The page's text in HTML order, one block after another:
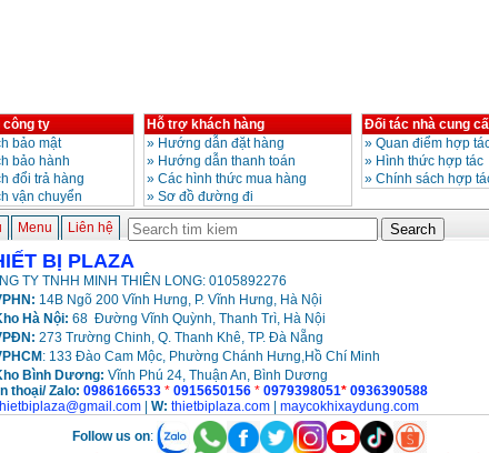
công ty
bảo mật
bảo hành
đổi trả hàng
vận chuyển
Hỗ trợ khách hàng
» Hướng dẫn đặt hàng
» Hướng dẫn thanh toán
» Các hình thức mua hàng
» Sơ đồ đường đi
Đối tác nhà cung
» Quan điểm hợp
» Hình thức hợp tác
» Chính sách hợp
Menu Liên hệ
BỊ PLAZA
TY TNHH MINH THIÊN LONG: 0105892276
14B Ngõ 200 Vĩnh Hưng, P. Vĩnh Hưng, Hà Nội
Hà Nội: 68 Đường Vĩnh Quỳnh, Thanh Trì, Hà Nội
273 Trường Chinh, Q. Thanh Khê, TP. Đà Nẵng
: 133 Đào Cam Mộc, Phường Chánh Hưng,Hồ Chí Minh
Bình Dương: Vĩnh Phú 24, Thuận An, Bình Dương
thoại/ Zalo: 0986166533 * 0915650156* 0979398051* 0936390588
| W: thietbiplaza.com| maycokhixaydung.com
Follow us on: